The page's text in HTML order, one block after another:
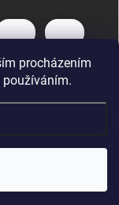
procházením